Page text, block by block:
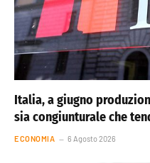
Italia, a giugno
sia congiunturale che
ECONOMIA 6 Agosto 2026